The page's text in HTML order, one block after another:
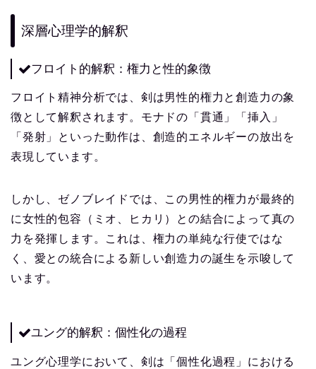
深層心理学的解釈
フロイト的解釈：権力と性的象徴
フロイト精神分析では、剣は男性的権力と創造力の象
徴として解釈されます。モナドの「貫通」「挿入」
「発射」といった動作は、創造的エネルギーの放出を
表現しています。
しかし、ゼノブレイドでは、この男性的権力が最終的
に女性的包容（ミオ、ヒカリ）との結合によって真の
力を発揮します。これは、権力の単純な行使ではな
く、愛との統合による新しい創造力の誕生を示唆して
います。
ユング的解釈：個性化の過程
ユング心理学において、剣は「個性化過程」における